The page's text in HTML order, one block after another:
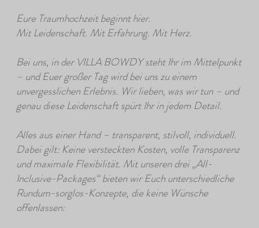
Eure Traumhochzeit beginnt hier.
Mit Leidenschaft. Mit Erfahrung. Mit Herz.
Bei uns, in der VILLA BOWDY steht Ihr im Mittelpunkt
– und Euer großer Tag wird bei uns zu einem
unvergesslichen Erlebnis. Wir lieben, was wir tun – und
genau diese Leidenschaft spürt Ihr in jedem Detail.
Alles aus einer Hand – transparent, stilvoll, individuell.
Dabei gilt: Keine versteckten Kosten, volle Transparenz
und maximale Flexibilität. Mit unseren drei „All-
Inclusive-Packages“ bieten wir Euch unterschiedliche
Rundum-sorglos-Konzepte, die keine Wünsche
offenlassen: